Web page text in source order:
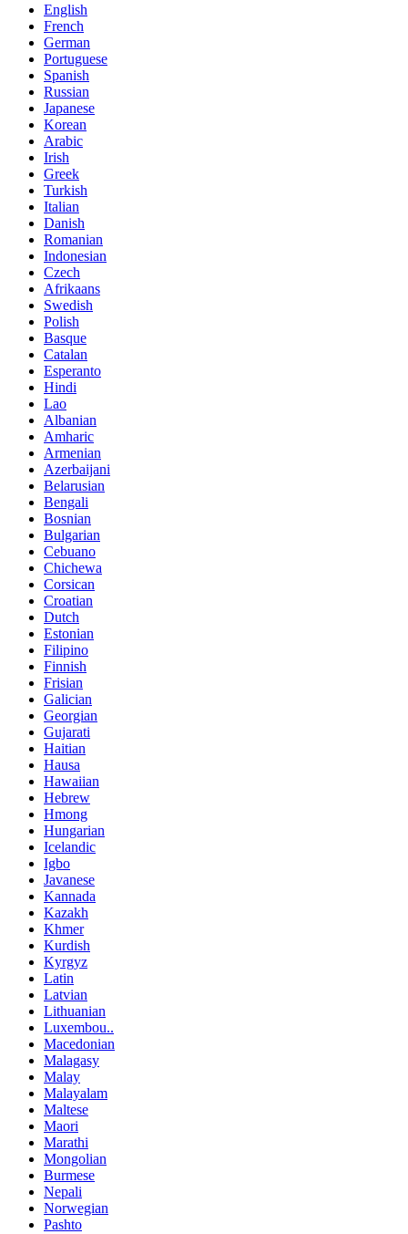
English
French
German
Portuguese
Spanish
Russian
Japanese
Korean
Arabic
Irish
Greek
Turkish
Italian
Danish
Romanian
Indonesian
Czech
Afrikaans
Swedish
Polish
Basque
Catalan
Esperanto
Hindi
Lao
Albanian
Amharic
Armenian
Azerbaijani
Belarusian
Bengali
Bosnian
Bulgarian
Cebuano
Chichewa
Corsican
Croatian
Dutch
Estonian
Filipino
Finnish
Frisian
Galician
Georgian
Gujarati
Haitian
Hausa
Hawaiian
Hebrew
Hmong
Hungarian
Icelandic
Igbo
Javanese
Kannada
Kazakh
Khmer
Kurdish
Kyrgyz
Latin
Latvian
Lithuanian
Luxembou..
Macedonian
Malagasy
Malay
Malayalam
Maltese
Maori
Marathi
Mongolian
Burmese
Nepali
Norwegian
Pashto